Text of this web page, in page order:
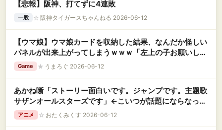
【悲報】阪神、打てずに4連敗
一般 ☆ 阪神タイガースちゃんねる 2026-06-12
【ウマ娘】ウマ娘カードを収納した結果、なんだか怪しい
パネルが出来上がってしまうｗｗｗ「左上の子お願いしま
す」
Game ★ うまろぐ 2026-06-12
あかね噺「ストーリー面白いです。ジャンプです。主題歌
サザンオールスターズです」←こいつが話題にならなった
理由
アニメ ☆ おたくみくす 2026-06-12